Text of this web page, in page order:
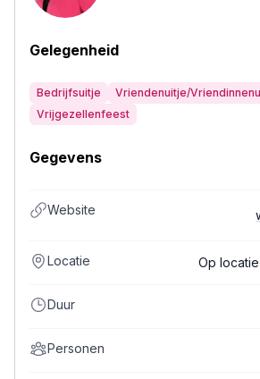
Gelegenheid
Bedrijfsuitje
Vriendenuitje/
Vrijgezellenfeest
Gegevens
Website
Locatie Op
Duur
Personen